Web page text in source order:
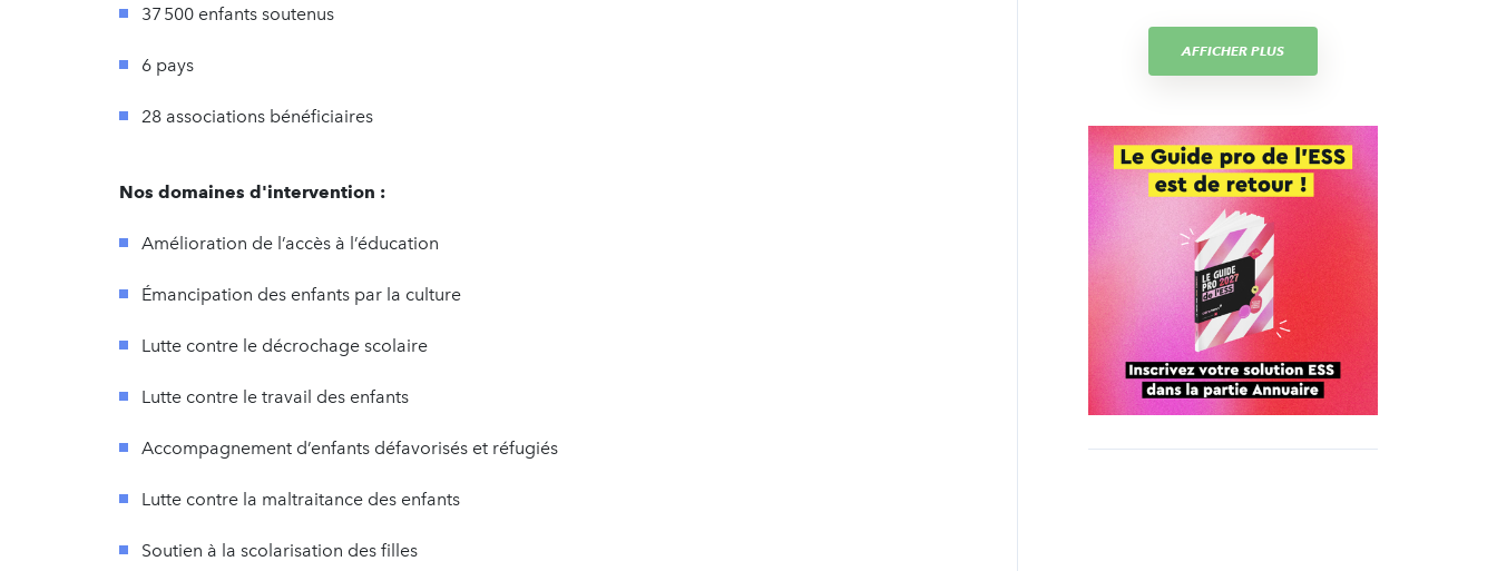
37 500 enfants soutenus
6 pays
28 associations bénéficiaires
Nos domaines d'intervention :
Amélioration de l’accès à l’éducation
Émancipation des enfants par la culture
Lutte contre le décrochage scolaire
Lutte contre le travail des enfants
Accompagnement d’enfants défavorisés et réfugiés
Lutte contre la maltraitance des enfants
Soutien à la scolarisation des filles
AFFICHER PLUS